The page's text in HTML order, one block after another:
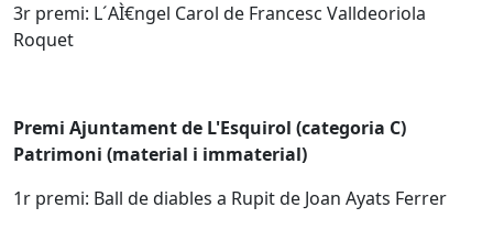
3r premi: L´AÌ€ngel Carol de Francesc Valldeoriola
Roquet
Premi Ajuntament de L'Esquirol (categoria C)
Patrimoni (material i immaterial)
1r premi: Ball de diables a Rupit de Joan Ayats Ferrer